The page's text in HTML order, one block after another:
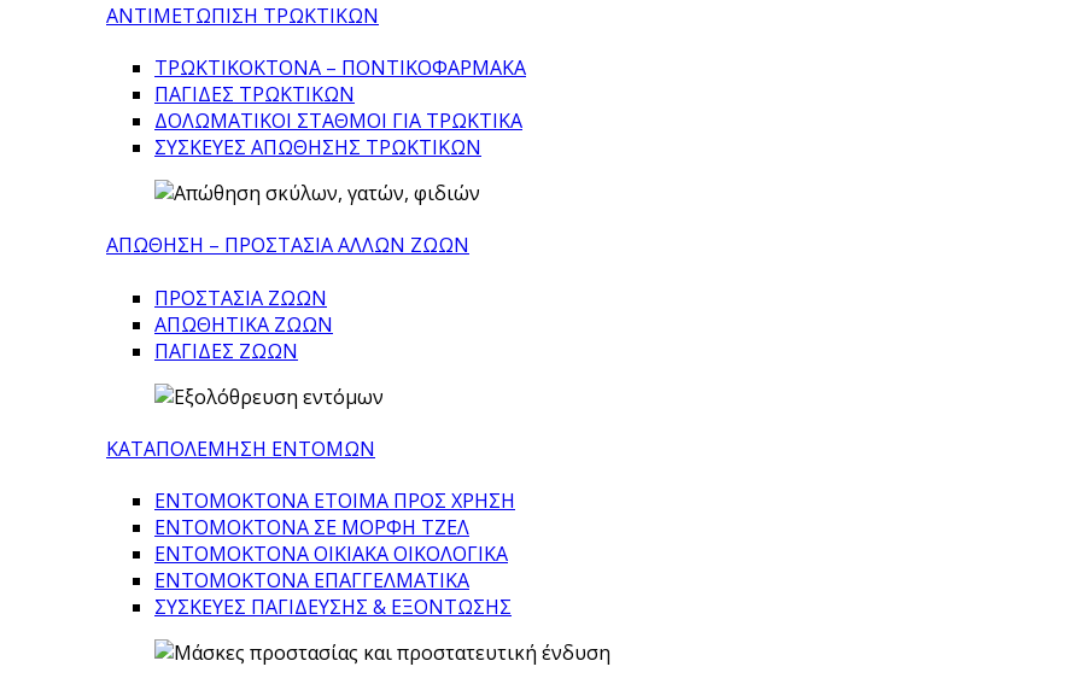
ΑΝΤΙΜΕΤΩΠΙΣΗ ΤΡΩΚΤΙΚΩΝ
ΤΡΩΚΤΙΚΟΚΤΟΝΑ – ΠΟΝΤΙΚΟΦΑΡΜΑΚA
ΠΑΓΙΔΕΣ ΤΡΩΚΤΙΚΩΝ
ΔΟΛΩΜΑΤΙΚΟΙ ΣΤΑΘΜΟΙ ΓΙΑ ΤΡΩΚΤΙΚΑ
ΣΥΣΚΕΥΕΣ ΑΠΩΘΗΣΗΣ ΤΡΩΚΤΙΚΩΝ
ΑΠΩΘΗΣΗ – ΠΡΟΣΤΑΣΙΑ ΑΛΛΩΝ ΖΩΩΝ
ΠΡΟΣΤΑΣΙΑ ΖΩΩΝ
ΑΠΩΘΗΤΙΚΑ ΖΩΩΝ
ΠΑΓΙΔΕΣ ΖΩΩΝ
ΚΑΤΑΠΟΛΕΜΗΣΗ ΕΝΤΟΜΩΝ
ΕΝΤΟΜΟΚΤΟΝΑ ΕΤΟΙΜΑ ΠΡΟΣ ΧΡΗΣΗ
ΕΝΤΟΜΟΚΤΟΝΑ ΣΕ ΜΟΡΦΗ ΤΖΕΛ
ΕΝΤΟΜΟΚΤΟΝΑ ΟΙΚΙΑΚΑ ΟΙΚΟΛΟΓΙΚΑ
ΕΝΤΟΜΟΚΤΟΝΑ ΕΠΑΓΓΕΛΜΑΤΙΚΑ
ΣΥΣΚΕΥΕΣ ΠΑΓΙΔΕΥΣΗΣ & ΕΞΟΝΤΩΣΗΣ